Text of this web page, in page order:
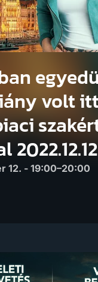
Hírek
volt
12. - 19:00–20:00